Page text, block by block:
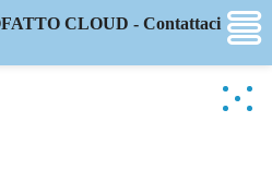
CLOUD - Contattaci